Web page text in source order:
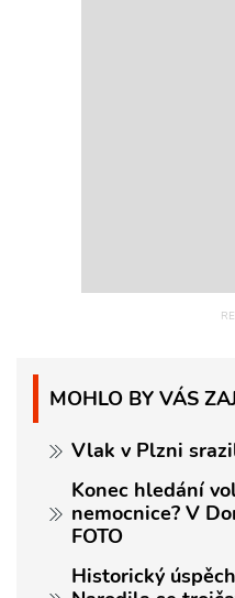
MOHLO BY VÁS
Vlak v Plzni
Konec hledání
nemocnice? V
FOTO
Historický